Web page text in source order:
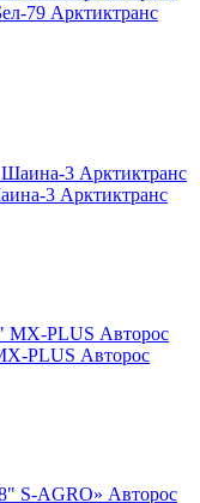
79 Арктиктранс
3 Арктиктранс
PLUS Авторос